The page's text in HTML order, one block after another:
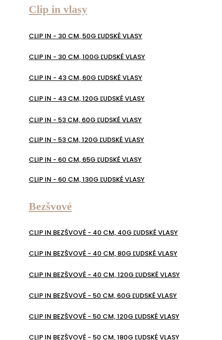
Clip in vlasy
CLIP IN - 30 CM, 50G ĽUDSKÉ VLASY
CLIP IN - 30 CM, 100G ĽUDSKÉ VLASY
CLIP IN - 43 CM, 60G ĽUDSKÉ VLASY
CLIP IN - 43 CM, 120G ĽUDSKÉ VLASY
CLIP IN - 53 CM, 60G ĽUDSKÉ VLASY
CLIP IN - 53 CM, 120G ĽUDSKÉ VLASY
CLIP IN - 60 CM, 65G ĽUDSKÉ VLASY
CLIP IN - 60 CM, 130G ĽUDSKÉ VLASY
Bezšvové
CLIP IN BEZŠVOVÉ - 40 CM, 40G ĽUDSKÉ VLASY
CLIP IN BEZŠVOVÉ - 40 CM, 80G ĽUDSKÉ VLASY
CLIP IN BEZŠVOVÉ - 40 CM, 120G ĽUDSKÉ VLASY
CLIP IN BEZŠVOVÉ - 50 CM, 60G ĽUDSKÉ VLASY
CLIP IN BEZŠVOVÉ - 50 CM, 120G ĽUDSKÉ VLASY
CLIP IN BEZŠVOVÉ - 50 CM, 180G ĽUDSKÉ VLASY